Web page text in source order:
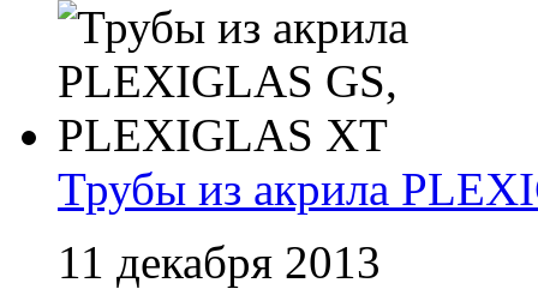
Трубы из акрила
11 декабря 2013